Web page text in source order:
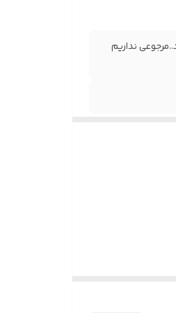
بین 10 الی 20 درصدی وجود دارد..مرجوعی نداریم